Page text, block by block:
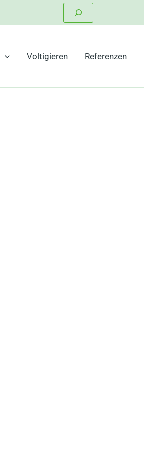
Voltigieren Referenzen